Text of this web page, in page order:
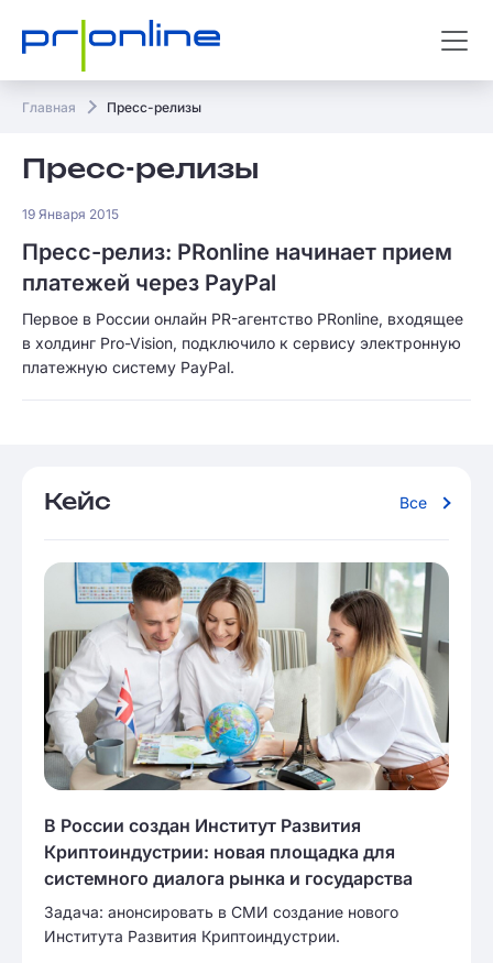
Главная Пресс-релизы
Пресс-релизы
19 Января 2015
Пресс-релиз: PRonline начинает прием
платежей через PayPal
Первое в России онлайн PR-агентство PRonline, входящее
в холдинг Pro-Vision, подключило к сервису электронную
платежную систему PayPal.
Кейс Все
В России создан Институт Развития
Криптоиндустрии: новая площадка для
системного диалога рынка и государства
Задача: анонсировать в СМИ создание нового
Института Развития Криптоиндустрии.